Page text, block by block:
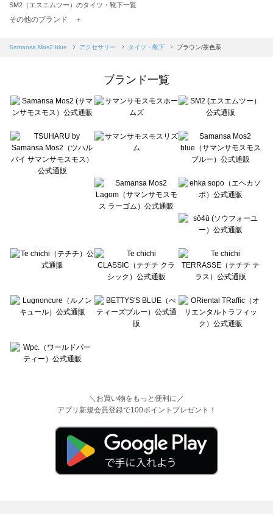
SM2（エスエムツー）のタイツ・靴下一覧
TSUHARU by Samansa Mos2（ツハルバイサマンサモスモス）のタイツ・靴下一覧
Samansa Mos2 blue（サマンサモスモス ブルー）のタイツ・靴下一覧
sō4ū（ソウフォーユー）のタイツ・靴下一覧
Te chichi（テチチ）のタイツ・靴下一覧
Te chichi CLASSIC（テチチ クラシック）のタイツ・靴下一覧
Lugnoncure（ルノンキュール）のタイツ・靴下一覧
BETTY'S BLUE（べティーズブルー）のタイツ・靴下一覧
Wpc.（ワールドパーティー）のタイツ・靴下一覧
その他のブランド ＋
Samansa Mos2 blue アクセサリー タイツ・靴下 ブラウン/茶色系
ブランド一覧
＼お買い物をもっと便利に／
アプリ新規会員登録で100ポイントプレゼント！